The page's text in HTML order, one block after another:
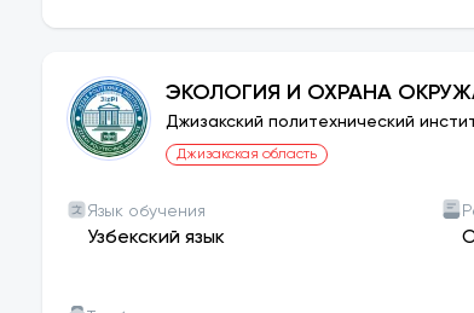
ЭКОЛОГИЯ И ОХРАНА
Джизакский политехнический
Джизакская область
Язык обучения
Узбекский язык